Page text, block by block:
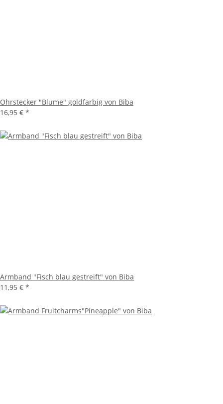
Ohrstecker "Blume" goldfarbig von Biba
16,95 € *
Armband "Fisch blau gestreift" von Biba
11,95 € *